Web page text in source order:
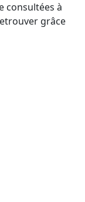
consultées à
grâce